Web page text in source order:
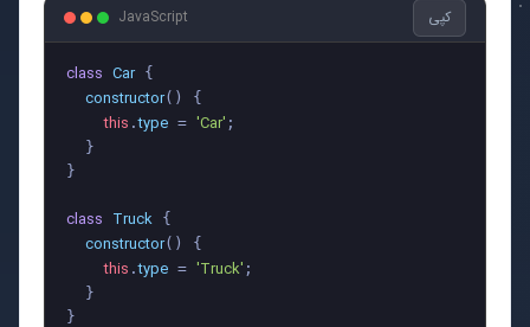
JavaScript کپی
class Car {
constructor( ) {
this .type = 'Car' ;
  }
}
class Truck {
constructor( ) {
this .type = 'Truck' ;
  }
}